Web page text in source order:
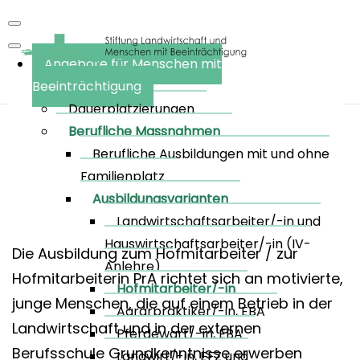
Angebote für Menschen mit
Beeinträchtigung
Dauerplatzierungen
Berufliche Massnahmen
Berufliche Ausbildungen mit und ohne
Familienplatz
Ausbildungsvarianten
Landwirtschaftsarbeiter/-in und
Hauswirtschaftsarbeiter/-in (IV-
Anlehre)
Hofmitarbeiter/-in
Agrarpraktiker/-in, EBA
Pferdewart/-in, EBA
Hofmitarbeiter/-in
Die Ausbildung zum Hofmitarbeiter / zur
Hofmitarbeiterin PrA richtet sich an motivierte,
junge Menschen, die auf einem Betrieb in der
Landwirtschaft und in der externen
Berufsschule Grundkenntnisse erwerben